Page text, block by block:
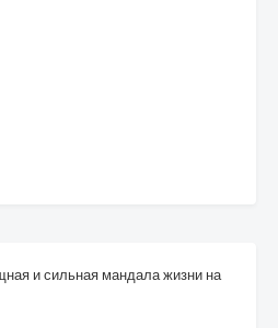
и сильная мандала жизни на